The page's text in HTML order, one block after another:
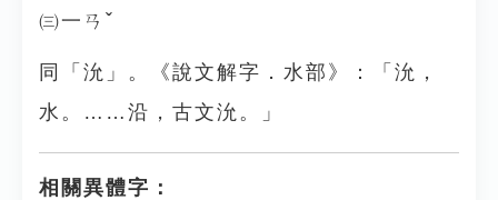
㈢一ㄢˇ
同「沇」。《說文解字．水部》：「沇，
水。……沿，古文沇。」
相關異體字：